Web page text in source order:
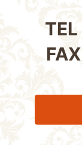
TEL
FAX